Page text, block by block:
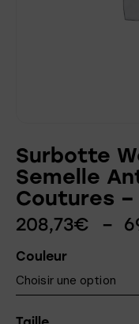
Surbotte
Semelle
Coutures –
208,73€ –
Couleur